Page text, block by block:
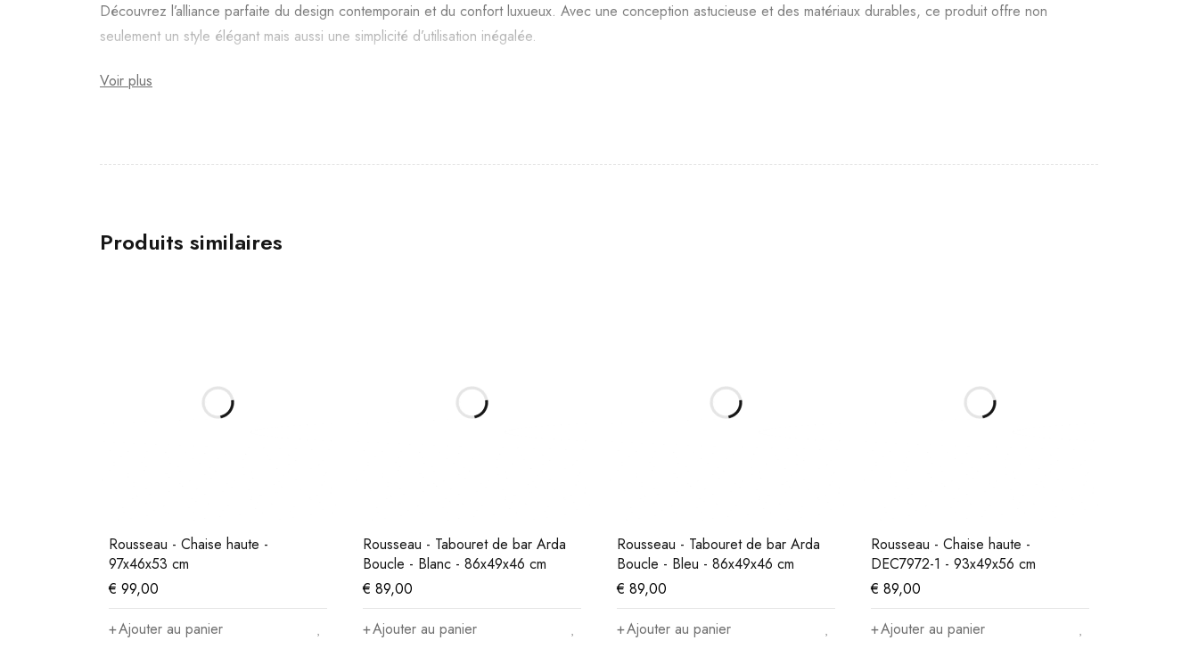
Découvrez l’alliance parfaite du design contemporain et du confort luxueux. Avec une conception astucieuse et des matériaux durables, ce produit offre non
seulement un style élégant mais aussi une simplicité d’utilisation inégalée.
Voir plus
Produits similaires
Rousseau - Chaise haute -
97x46x53 cm
€ 99,00
Ajouter au panier
Rousseau - Tabouret de bar Arda
Boucle - Blanc - 86x49x46 cm
€ 89,00
Ajouter au panier
Rousseau - Tabouret de bar Arda
Boucle - Bleu - 86x49x46 cm
€ 89,00
Ajouter au panier
Rousseau - Chaise haute -
DEC7972-1 - 93x49x56 cm
€ 89,00
Ajouter au panier